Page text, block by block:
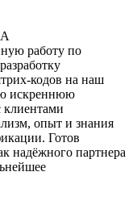
работу по
кодов на наш
искреннюю
клиентами
опыт и знания
Готов
надёжного партнера